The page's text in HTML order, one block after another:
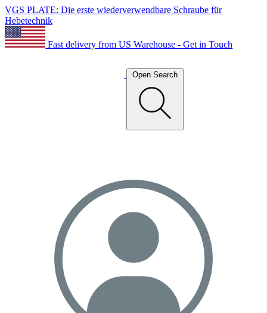
VGS PLATE: Die erste wiederverwendbare Schraube für
Hebetechnik
Fast delivery from US Warehouse - Get in Touch
Open Search